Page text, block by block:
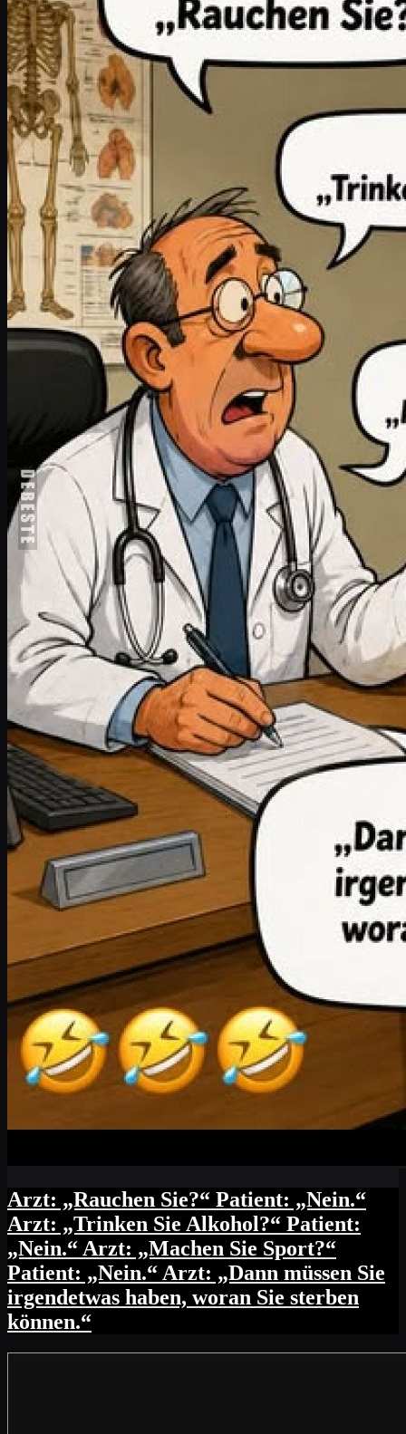
Arzt: „Rauchen Sie?“ Patient: „Nein.“
Arzt: „Trinken Sie Alkohol?“ Patient:
„Nein.“ Arzt: „Machen Sie Sport?“
Patient: „Nein.“ Arzt: „Dann müssen Sie
irgendetwas haben, woran Sie sterben
können.“